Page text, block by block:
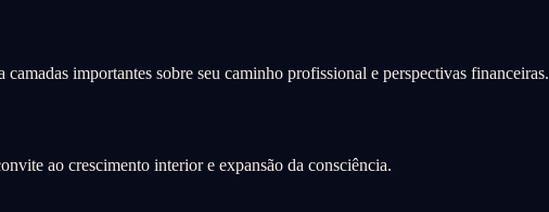
importantes sobre seu caminho profissional e perspectivas financeiras.
ao crescimento interior e expansão da consciência.